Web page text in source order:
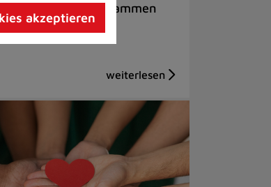
in Lintorf zusammen
akzeptieren